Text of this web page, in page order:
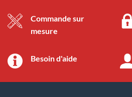
Commande sur
mesure
Besoin d'aide